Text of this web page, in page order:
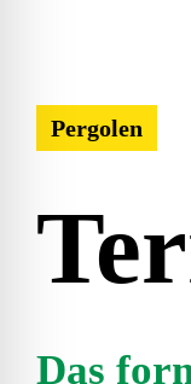
Pergolen
Das